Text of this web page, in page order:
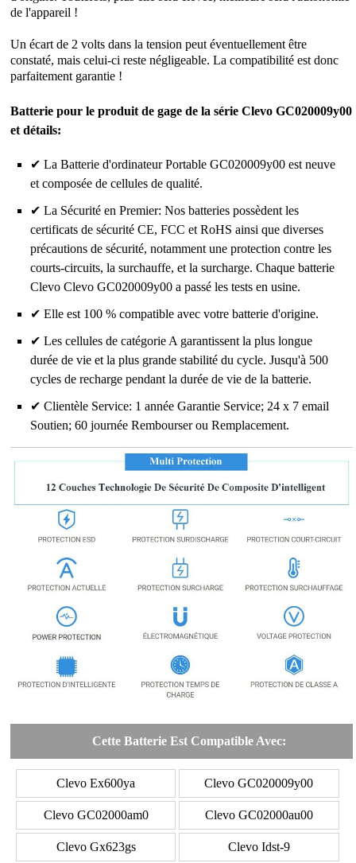
de l'appareil !
Un écart de 2 volts dans la tension peut éventuellement être
constaté, mais celui-ci reste négligeable. La compatibilité est donc
parfaitement garantie !
Batterie pour le produit de gage de la série Clevo GC020009y00
et détails:
✔ La Batterie d'ordinateur Portable GC020009y00 est neuve
et composée de cellules de qualité.
✔ La Sécurité en Premier: Nos batteries possèdent les
certificats de sécurité CE, FCC et RoHS ainsi que diverses
précautions de sécurité, notamment une protection contre les
courts-circuits, la surchauffe, et la surcharge. Chaque batterie
Clevo Clevo GC020009y00 a passé les tests en usine.
✔ Elle est 100 % compatible avec votre batterie d'origine.
✔ Les cellules de catégorie A garantissent la plus longue
durée de vie et la plus grande stabilité du cycle. Jusqu'à 500
cycles de recharge pendant la durée de vie de la batterie.
✔ Clientèle Service: 1 année Garantie Service; 24 x 7 email
Soutien; 60 journée Rembourser ou Remplacement.
Cette Batterie Est Compatible Avec:
Clevo Ex600ya Clevo GC020009y00
Clevo GC02000am0 Clevo GC02000au00
Clevo Gx623gs Clevo Idst-9